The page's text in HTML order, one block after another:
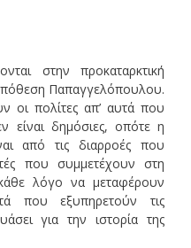
στην προκαταρκτική
Παπαγγελόπουλου.
οι πολίτες απ’ αυτά που
είναι δημόσιες, οπότε η
από τις διαρροές που
που συμμετέχουν στη
λόγο να μεταφέρουν
που εξυπηρετούν τις
για την ιστορία της